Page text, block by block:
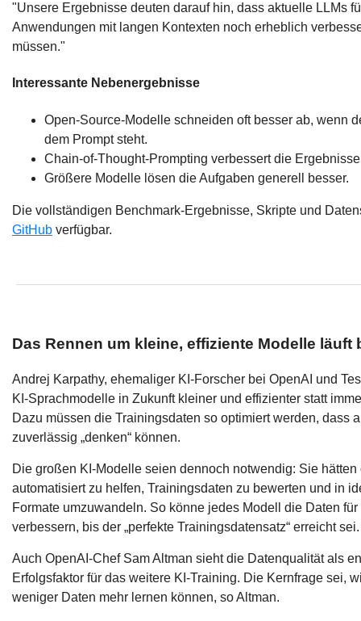
"Unsere Ergebnisse deuten darauf hin, dass aktuelle LLMs
Anwendungen mit langen Kontexten noch erheblich
müssen."
Interessante Nebenergebnisse
Open-Source-Modelle schneiden oft besser ab, wenn
dem Prompt steht.
Chain-of-Thought-Prompting verbessert die
Größere Modelle lösen die Aufgaben generell besser.
Die vollständigen Benchmark-Ergebnisse, Skripte und
GitHub verfügbar.
Das Rennen um kleine, effiziente Modelle läuft
Andrej Karpathy, ehemaliger KI-Forscher bei OpenAI und
KI-Sprachmodelle in Zukunft kleiner und effizienter statt
Dazu müssen die Trainingsdaten so optimiert werden, dass
zuverlässig „denken“ können.
Die großen KI-Modelle seien dennoch notwendig: Sie
automatisiert zu helfen, Trainingsdaten zu bewerten und in
Formate umzuwandeln. So könne jedes Modell die Daten
verbessern, bis der „perfekte Trainingsdatensatz“ erreicht sei.
Auch OpenAI-Chef Sam Altman sieht die Datenqualität als
Erfolgsfaktor für das weitere KI-Training. Die Kernfrage sei,
weniger Daten mehr lernen können, so Altman.